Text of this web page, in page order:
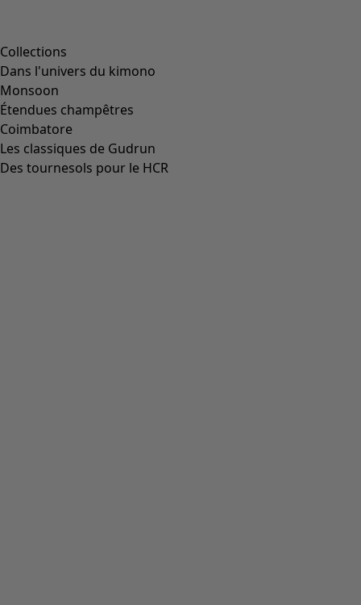
Collections
Dans l'univers du kimono
Monsoon
Étendues champêtres
Coimbatore
Les classiques de Gudrun
Des tournesols pour le HCR